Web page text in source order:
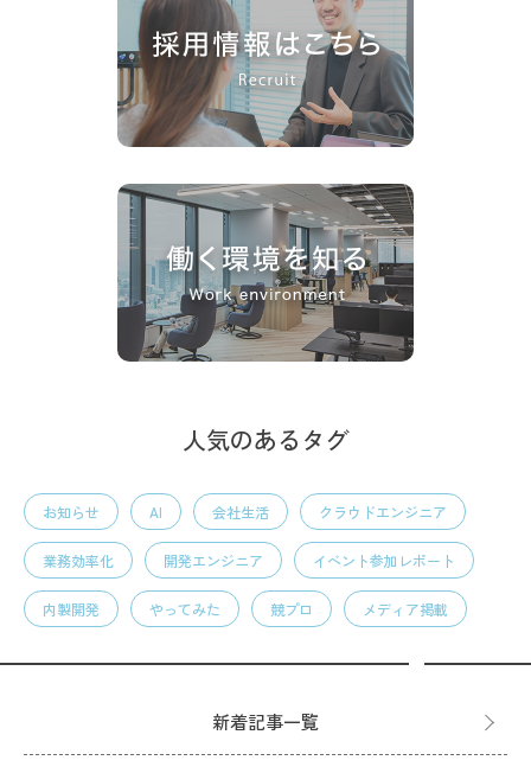
人気のあるタグ
お知らせ AI 会社生活 クラウドエンジニア
業務効率化 開発エンジニア イベント参加レポート
内製開発 やってみた 競プロ メディア掲載
新着記事一覧